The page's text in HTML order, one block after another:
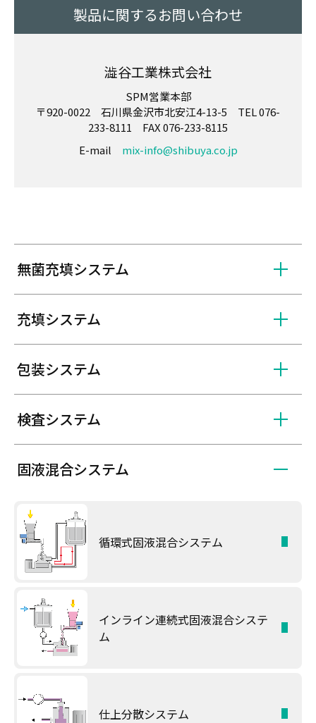
製品に関するお問い合わせ
澁谷工業株式会社
SPM営業本部
〒920-0022 石川県金沢市北安江4-13-5 TEL 076-
233-8111 FAX 076-233-8115
E-mail mix-info@shibuya.co.jp
無菌充填システム
充填システム
包装システム
検査システム
固液混合システム
循環式固液混合システム
インライン連続式固液混合システ
ム
仕上分散システム